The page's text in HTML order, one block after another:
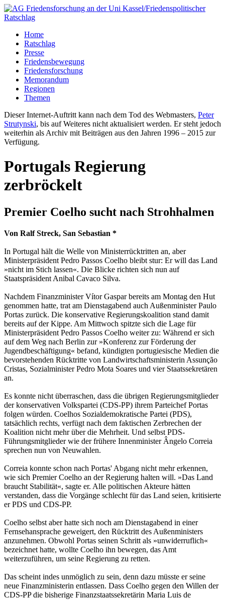
Home
Ratschlag
Presse
Friedensbewegung
Friedensforschung
Memorandum
Regionen
Themen
Dieser Internet-Auftritt kann nach dem Tod des Webmasters, Peter
Strutynski, bis auf Weiteres nicht aktualisiert werden. Er steht jedoch
weiterhin als Archiv mit Beiträgen aus den Jahren 1996 – 2015 zur
Verfügung.
Portugals Regierung
zerbröckelt
Premier Coelho sucht nach Strohhalmen
Von Ralf Streck, San Sebastian *
In Portugal hält die Welle von Ministerrücktritten an, aber
Ministerpräsident Pedro Passos Coelho bleibt stur: Er will das Land
»nicht im Stich lassen«. Die Blicke richten sich nun auf
Staatspräsident Anibal Cavaco Silva.
Nachdem Finanzminister Vítor Gaspar bereits am Montag den Hut
genommen hatte, trat am Dienstagabend auch Außenminister Paulo
Portas zurück. Die konservative Regierungskoalition stand damit
bereits auf der Kippe. Am Mittwoch spitzte sich die Lage für
Ministerpräsident Pedro Passos Coelho weiter zu: Während er sich
auf dem Weg nach Berlin zur »Konferenz zur Förderung der
Jugendbeschäftigung« befand, kündigten portugiesische Medien die
bevorstehenden Rücktritte von Landwirtschaftsministerin Assunção
Cristas, Sozialminister Pedro Mota Soares und vier Staatssekretären
an.
Es konnte nicht überraschen, dass die übrigen Regierungsmitglieder
der konservativen Volkspartei (CDS-PP) ihrem Parteichef Portas
folgen würden. Coelhos Sozialdemokratische Partei (PDS),
tatsächlich rechts, verfügt nach dem faktischen Zerbrechen der
Koalition nicht mehr über die Mehrheit. Und selbst PDS-
Führungsmitglieder wie der frühere Innenminister Ângelo Correia
sprechen nun von Neuwahlen.
Correia konnte schon nach Portas' Abgang nicht mehr erkennen,
wie sich Premier Coelho an der Regierung halten will. »Das Land
braucht Stabilität«, sagte er. Alle politischen Akteure hätten
verstanden, dass die Vorgänge schlecht für das Land seien, kritisierte
er PDS und CDS-PP.
Coelho selbst aber hatte sich noch am Dienstagabend in einer
Fernsehansprache geweigert, den Rücktritt des Außenministers
anzunehmen. Obwohl Portas seinen Schritt als »unwiderruflich«
bezeichnet hatte, wollte Coelho ihn bewegen, das Amt
weiterzuführen, um seine Regierung zu retten.
Das scheint indes unmöglich zu sein, denn dazu müsste er seine
neue Finanzministerin entlassen. Dass Coelho gegen den Willen der
CDS-PP die bisherige Finanzstaatssekretärin Maria Luis de